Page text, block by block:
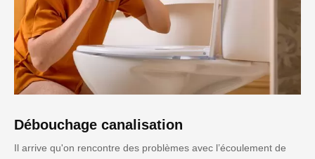
Débouchage canalisation
Il arrive qu'on rencontre des problèmes avec l’écoulement de